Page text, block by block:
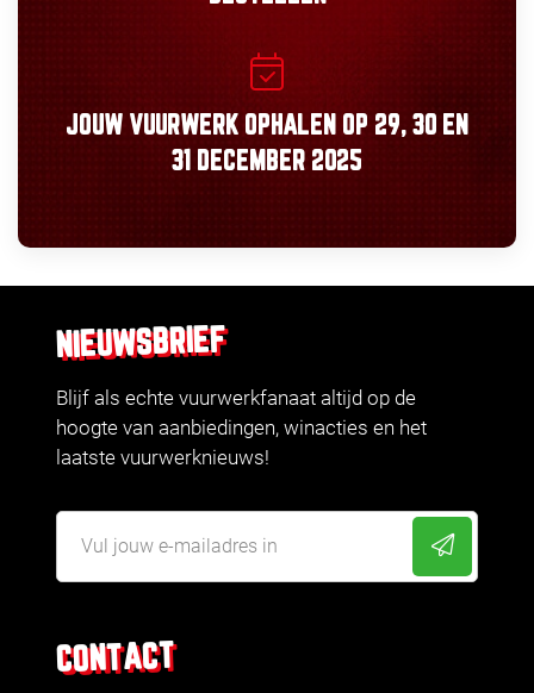
JOUW VUURWERK OPHALEN OP 29, 30 EN
31 DECEMBER 2025
CONTACT
NIEUWSBRIEF
Blijf als echte vuurwerkfanaat altijd op de
hoogte van aanbiedingen, winacties en het
laatste vuurwerknieuws!